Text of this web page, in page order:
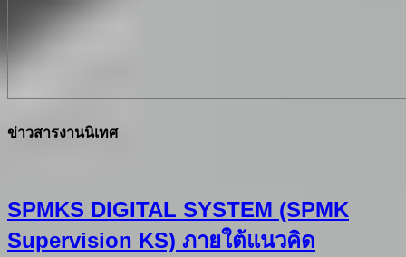
ข่าวสารงานนิเทศ
SPMKS DIGITAL SYSTEM (SPMK
Supervision KS) ภายใต้แนวคิด